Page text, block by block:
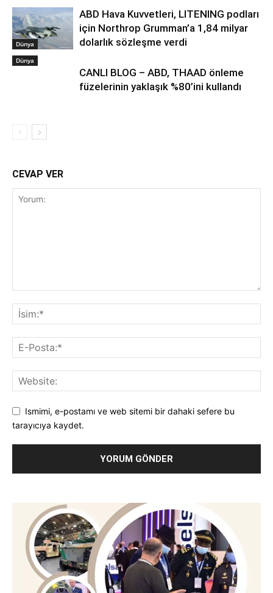
Dünya
ABD Hava Kuvvetleri, LITENING podları
için Northrop Grumman’a 1,84 milyar
dolarlık sözleşme verdi
Dünya
CANLI BLOG – ABD, THAAD önleme
füzelerinin yaklaşık %80’ini kullandı
CEVAP VER
Ismimi, e-postamı ve web sitemi bir dahaki sefere bu
tarayıcıya kaydet.